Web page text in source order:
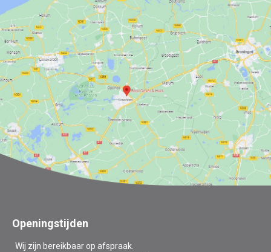
Openingstijden
Wij zijn bereikbaar op afspraak.